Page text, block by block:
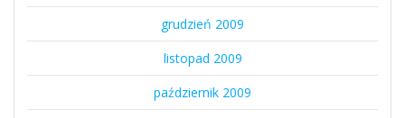
grudzień 2009
listopad 2009
październik 2009